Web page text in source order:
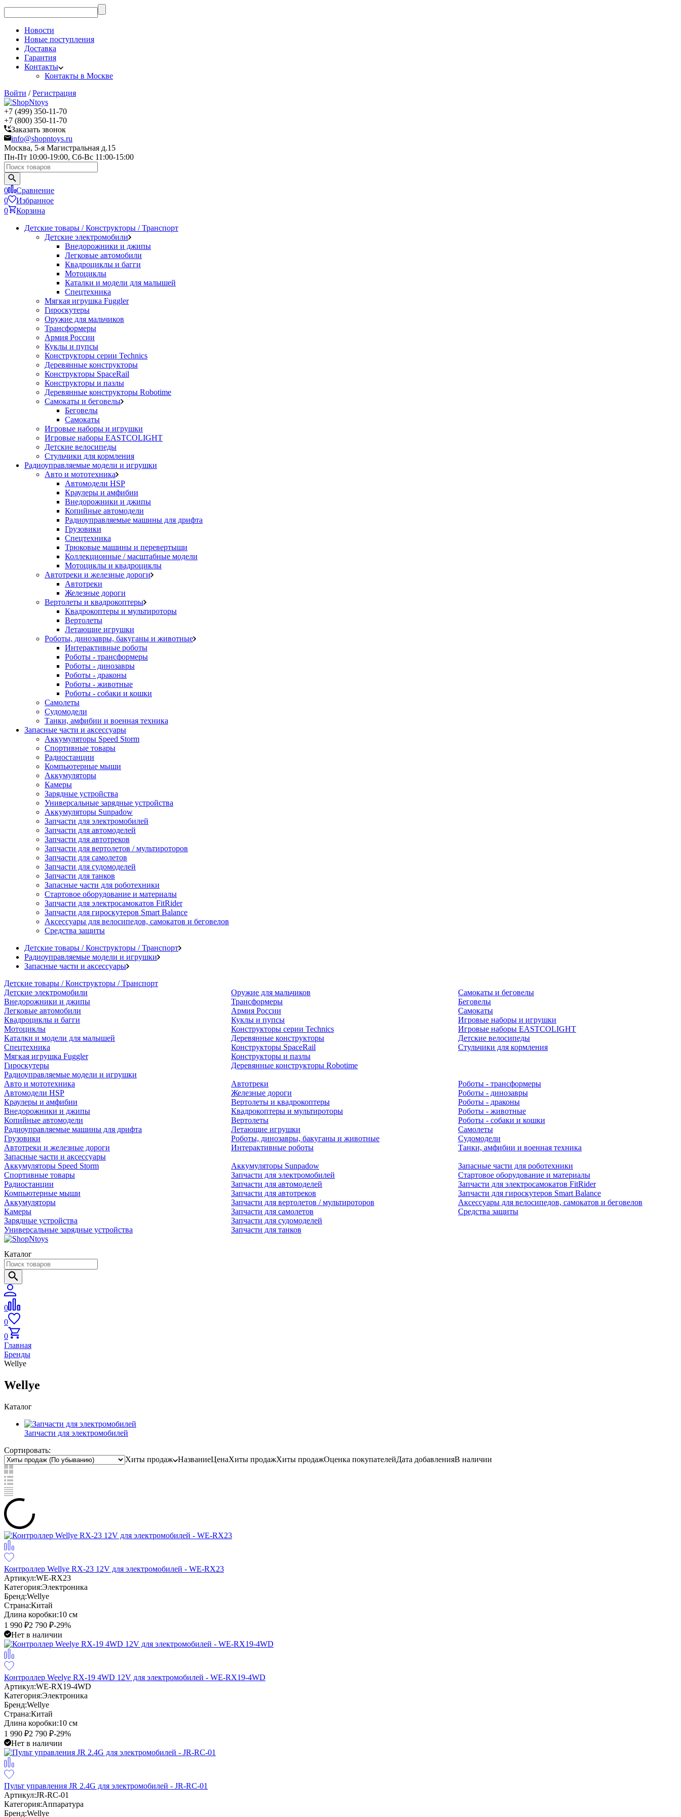
Новости
Новые поступления
Доставка
Гарантия
Контакты
Контакты в Москве
Войти /Регистрация
+7 (499) 350-11-70
+7 (800) 350-11-70
Заказать звонок
info@shopntoys.ru
Москва, 5-я Магистральная д.15
Пн-Пт 10:00-19:00, Сб-Вс 11:00-15:00
0
Сравнение
0
Избранное
0
Корзина
Детские товары / Конструкторы / Транспорт
Детские электромобили
Внедорожники и джипы
Легковые автомобили
Квадроциклы и багги
Мотоциклы
Каталки и модели для малышей
Спецтехника
Мягкая игрушка Fuggler
Гироскутеры
Оружие для мальчиков
Трансформеры
Армия России
Куклы и пупсы
Конструкторы серии Technics
Деревянные конструкторы
Конструкторы SpaceRail
Конструкторы и пазлы
Деревянные конструкторы Robotime
Самокаты и беговелы
Беговелы
Самокаты
Игровые наборы и игрушки
Игровые наборы EASTCOLIGHT
Детские велосипеды
Стульчики для кормления
Радиоуправляемые модели и игрушки
Авто и мототехника
Автомодели HSP
Краулеры и амфибии
Внедорожники и джипы
Копийные автомодели
Радиоуправляемые машины для дрифта
Грузовики
Спецтехника
Трюковые машины и перевертыши
Коллекционные / масштабные модели
Мотоциклы и квадроциклы
Автотреки и железные дороги
Автотреки
Железные дороги
Вертолеты и квадрокоптеры
Квадрокоптеры и мультироторы
Вертолеты
Летающие игрушки
Роботы, динозавры, бакуганы и животные
Интерактивные роботы
Роботы - трансформеры
Роботы - динозавры
Роботы - драконы
Роботы - животные
Роботы - собаки и кошки
Самолеты
Судомодели
Танки, амфибии и военная техника
Запасные части и аксессуары
Аккумуляторы Speed Storm
Спортивные товары
Радиостанции
Компьютерные мыши
Аккумуляторы
Камеры
Зарядные устройства
Универсальные зарядные устройства
Аккумуляторы Sunpadow
Запчасти для электромобилей
Запчасти для автомоделей
Запчасти для автотреков
Запчасти для вертолетов / мультироторов
Запчасти для самолетов
Запчасти для судомоделей
Запчасти для танков
Запасные части для роботехники
Стартовое оборудование и материалы
Запчасти для электросамокатов FitRider
Запчасти для гироскутеров Smart Balance
Аксессуары для велосипедов, самокатов и беговелов
Средства защиты
Детские товары / Конструкторы / Транспорт
Радиоуправляемые модели и игрушки
Запасные части и аксессуары
Детские товары / Конструкторы / Транспорт
Детские электромобили
Внедорожники и джипы
Легковые автомобили
Квадроциклы и багги
Мотоциклы
Каталки и модели для малышей
Спецтехника
Мягкая игрушка Fuggler
Гироскутеры
Оружие для мальчиков
Трансформеры
Армия России
Куклы и пупсы
Конструкторы серии Technics
Деревянные конструкторы
Конструкторы SpaceRail
Конструкторы и пазлы
Деревянные конструкторы Robotime
Самокаты и беговелы
Беговелы
Самокаты
Игровые наборы и игрушки
Игровые наборы EASTCOLIGHT
Детские велосипеды
Стульчики для кормления
Радиоуправляемые модели и игрушки
Авто и мототехника
Автомодели HSP
Краулеры и амфибии
Внедорожники и джипы
Копийные автомодели
Радиоуправляемые машины для дрифта
Грузовики
Автотреки и железные дороги
Автотреки
Железные дороги
Вертолеты и квадрокоптеры
Квадрокоптеры и мультироторы
Вертолеты
Летающие игрушки
Роботы, динозавры, бакуганы и животные
Интерактивные роботы
Роботы - трансформеры
Роботы - динозавры
Роботы - драконы
Роботы - животные
Роботы - собаки и кошки
Самолеты
Судомодели
Танки, амфибии и военная техника
Запасные части и аксессуары
Аккумуляторы Speed Storm
Спортивные товары
Радиостанции
Компьютерные мыши
Аккумуляторы
Камеры
Зарядные устройства
Универсальные зарядные устройства
Аккумуляторы Sunpadow
Запчасти для электромобилей
Запчасти для автомоделей
Запчасти для автотреков
Запчасти для вертолетов / мультироторов
Запчасти для самолетов
Запчасти для судомоделей
Запчасти для танков
Запасные части для роботехники
Стартовое оборудование и материалы
Запчасти для электросамокатов FitRider
Запчасти для гироскутеров Smart Balance
Аксессуары для велосипедов, самокатов и беговелов
Средства защиты
Каталог
0
0
0
Главная
Бренды
Wellye
Wellye
Каталог
Запчасти для электромобилей
Сортировать:
Хиты продаж НазваниеЦенаХиты продажХиты продажОценка покупателейДата добавленияВ наличии
Контроллер Wellye RX-23 12V для электромобилей - WE-RX23
Артикул:WE-RX23
Категория:Электроника
Бренд:Wellye
Страна:Китай
Длина коробки:10 см
1 990 ₽2 790 ₽-29%
Нет в наличии
Контроллер Weelye RX-19 4WD 12V для электромобилей - WE-RX19-4WD
Артикул:WE-RX19-4WD
Категория:Электроника
Бренд:Wellye
Страна:Китай
Длина коробки:10 см
1 990 ₽2 790 ₽-29%
Нет в наличии
Пульт управления JR 2.4G для электромобилей - JR-RC-01
Артикул:JR-RC-01
Категория:Аппаратура
Бренд:Wellye